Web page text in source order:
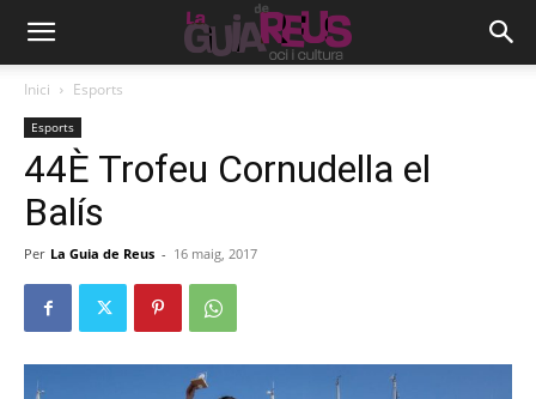
Inici Esports
Esports
44È Trofeu Cornudella el
Balís
Per La Guia de Reus - 16 maig, 2017